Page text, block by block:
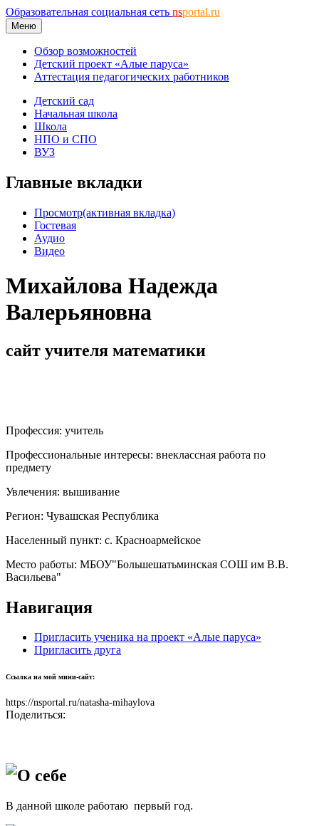
Образовательная социальная сеть nsportal.ru
Меню
Обзор возможностей
Детский проект «Алые паруса»
Аттестация педагогических работников
Детский сад
Начальная школа
Школа
НПО и СПО
ВУЗ
Главные вкладки
Просмотр(активная вкладка)
Гостевая
Аудио
Видео
Михайлова Надежда
Валерьяновна
сайт учителя математики
Профессия: учитель
Профессиональные интересы: внеклассная работа по
предмету
Увлечения: вышивание
Регион: Чувашская Республика
Населенный пункт: с. Красноармейское
Место работы: МБОУ"Большешатьминская СОШ им В.В.
Васильева"
Навигация
Пригласить ученика на проект «Алые паруса»
Пригласить друга
Ссылка на мой мини-сайт:
https://nsportal.ru/natasha-mihaylova
Поделиться:
О себе
В данной школе работаю первый год.